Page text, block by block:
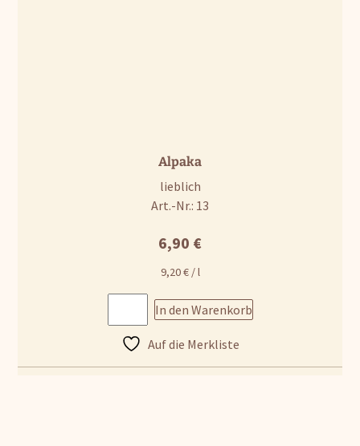
Alpaka
lieblich
Art.-Nr.: 13
6,90 €
9,20€/l
In den Warenkorb
Auf die Merkliste